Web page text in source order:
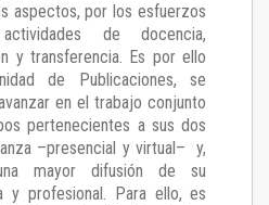
aspectos, por los esfuerzos
de docencia,
y transferencia. Es por ello
de Publicaciones, se
en el trabajo conjunto
pertenecientes a sus dos
–presencial y virtual– y,
mayor difusión de su
y profesional. Para ello, es